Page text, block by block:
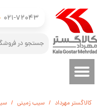
021-72043حساب کاربری من
تغییر گذر واژه
سفارشات
کالاگستر مهرداد سیب زمینی